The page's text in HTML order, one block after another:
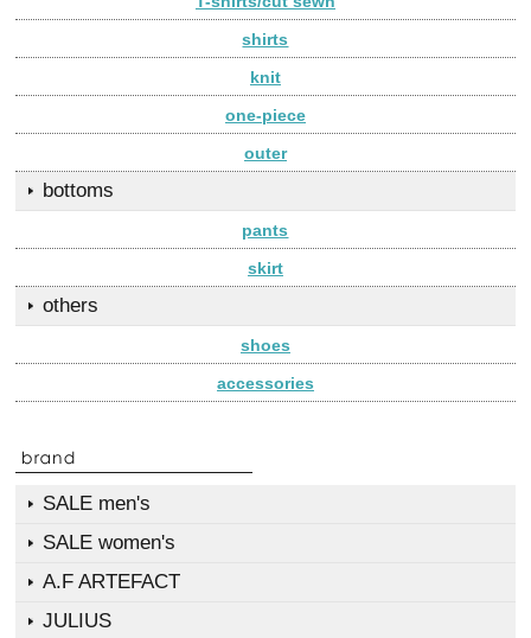
shirts
knit
one-piece
outer
bottoms
pants
skirt
others
shoes
accessories
SALE men's
SALE women's
A.F ARTEFACT
JULIUS